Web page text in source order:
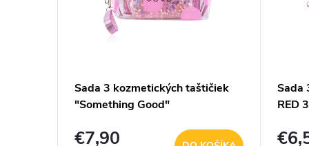
Sada 3 kozmetických taštičiek
"Something Good"
€7,90
Sada
RED 3